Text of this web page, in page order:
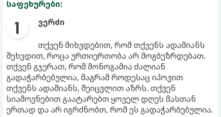
საფეხურები:
ვერძი
თქვენ მიხვდებით, რომ თქვენს ადამიანს
შეხვდით, როცა ურთიერთობა არ მოგბეზრდებათ.
თქვენ გჯერათ, რომ მონოგამია ძალიან
გადაჭარბებულია, მაგრამ როდესაც იპოვით
თქვენს ადამიანს, შეიცვლით აზრს. თქვენ
სიამოვნებით გაატარებთ ყოველ დღეს მასთან
ერთად და არ იგრძნობთ, რომ ეს გადაჭარბებულია.